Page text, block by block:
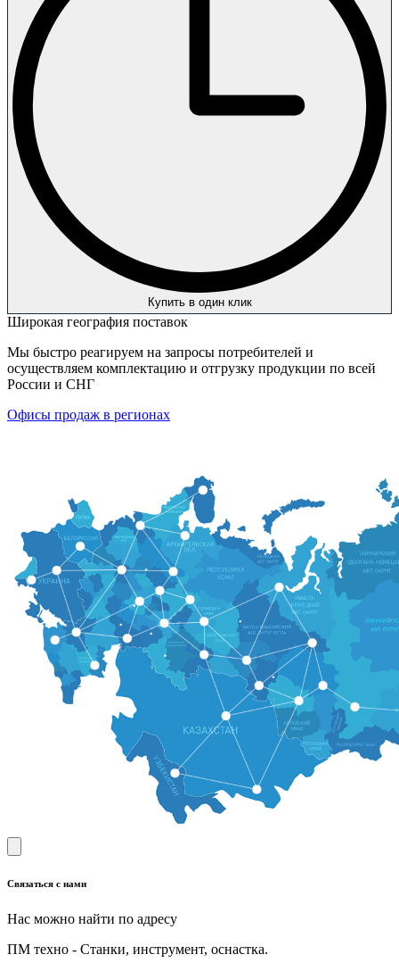
Купить в один клик
Широкая география поставок
Мы быстро реагируем на запросы потребителей и
осуществляем комплектацию и отгрузку продукции по всей
России и СНГ
Офисы продаж в регионах
Связаться с нами
Нас можно найти по адресу
ПМ техно - Станки, инструмент, оснастка.